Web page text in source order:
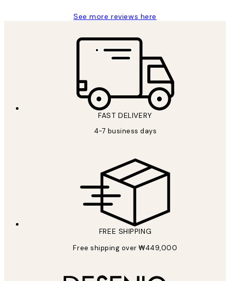
See more reviews here
FAST DELIVERY
4-7 business days
FREE SHIPPING
Free shipping over ₩449,000